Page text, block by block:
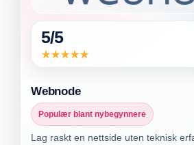
5/5
Webnode
Populær blant nybegynnere
Lag raskt en nettside uten teknisk